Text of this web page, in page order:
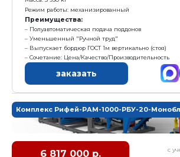
Камень
пустотелый
390х190х188 мм
155 шт/ч
Комплектация:
1. Вибропресс Рифей Рам-1000
3. Маслостанция